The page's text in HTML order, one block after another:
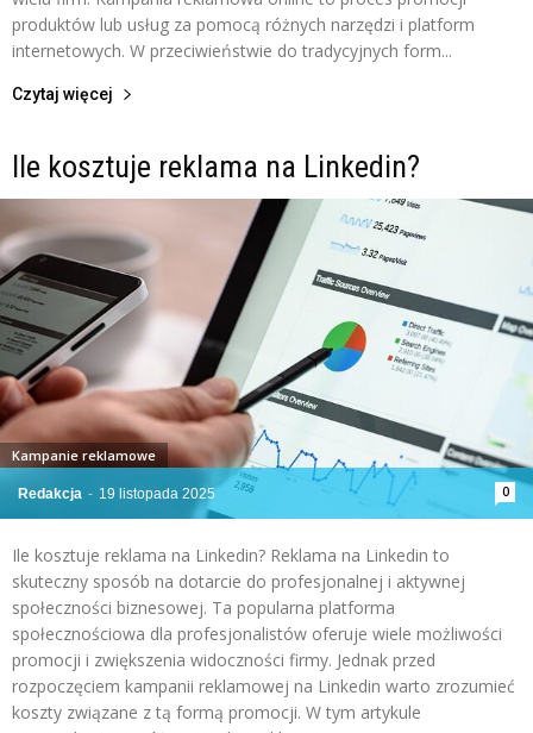
produktów lub usług za pomocą różnych narzędzi i platform
internetowych. W przeciwieństwie do tradycyjnych form...
Czytaj więcej
Ile kosztuje reklama na Linkedin?
Redakcja - 19 listopada 2025 0
Kampanie reklamowe
Ile kosztuje reklama na Linkedin? Reklama na Linkedin to
skuteczny sposób na dotarcie do profesjonalnej i aktywnej
społeczności biznesowej. Ta popularna platforma
społecznościowa dla profesjonalistów oferuje wiele możliwości
promocji i zwiększenia widoczności firmy. Jednak przed
rozpoczęciem kampanii reklamowej na Linkedin warto zrozumieć
koszty związane z tą formą promocji. W tym artykule